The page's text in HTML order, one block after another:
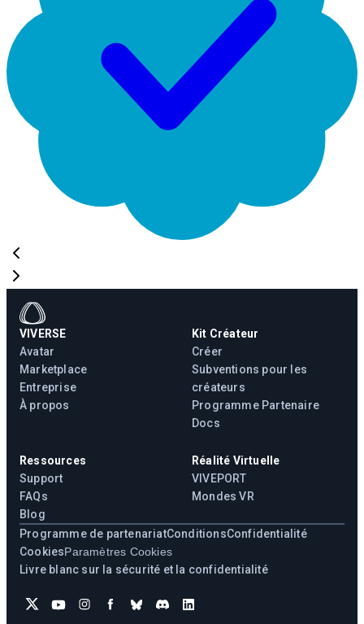
VIVERSE
Avatar
Marketplace
Entreprise
À propos
Kit Créateur
Créer
Subventions pour les
créateurs
Programme Partenaire
Docs
Ressources
Support
FAQs
Blog
Réalité Virtuelle
VIVEPORT
Mondes VR
Programme de partenariatConditionsConfidentialité
CookiesParamètres Cookies
Livre blanc sur la sécurité et la confidentialité